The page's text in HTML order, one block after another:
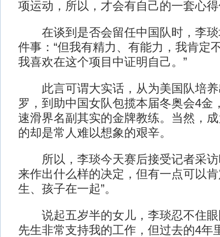
项运动，所以，才会有自己的一套心
在谈到是否会留任中国队时，李琰
件事：“但我有精力、有能力，我肯定
我喜欢在这个项目中证明自己。”
此言可谓大实话，从为美国队培养
罗，到助中国女队包揽本届冬奥会4金
速滑界名副其实的金牌教练。当然，
的却是常人难以想象的艰辛。
所以，李琰今天赛后接受记者采访
来作出什么样的决定，但有一点可以
生、孩子在一起”。
说起五岁半的女儿，李琰忍不住眼
先生非常支持我的工作，但过去的4年